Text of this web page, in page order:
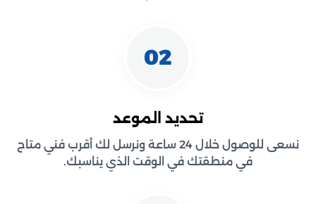
02
تحديد الموعد
نسعى للوصول خلال 24 ساعة ونرسل لك أقرب فني متاح
في منطقتك في الوقت الذي يناسبك.